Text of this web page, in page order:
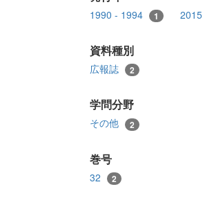
1990 - 1994 1 2015
資料種別
広報誌 2
学問分野
その他 2
巻号
32 2